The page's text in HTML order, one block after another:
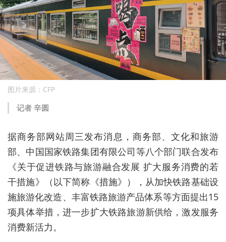
图片来源：CFP
记者 辛圆
据商务部网站周三发布消息，商务部、文化和旅游
部、中国国家铁路集团有限公司等八个部门联合发布
《关于促进铁路与旅游融合发展 扩大服务消费的若
干措施》（以下简称《措施》），从加快铁路基础设
施旅游化改造、丰富铁路旅游产品体系等方面提出15
项具体举措，进一步扩大铁路旅游新供给，激发服务
消费新活力。